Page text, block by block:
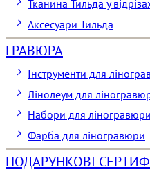
Тканина Тильда у
Аксесуари Тильда
ГРАВЮРА
Інструменти для
Лінолеум для
Набори для ліногравюри
Фарба для ліногравюри
ПОДАРУНКОВІ